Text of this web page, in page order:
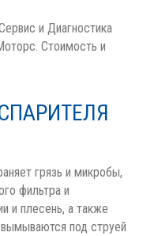
и Диагностика
Стоимость и
грязь и микробы,
фильтра и
и плесень, а также
под струей